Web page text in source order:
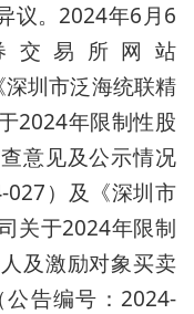
议。2024年6月6
交易所网站
深圳市泛海统联精
2024年限制性股
意见及公示情况
027）及《深圳市
关于2024年限制
及激励对象买卖
告编号：2024-